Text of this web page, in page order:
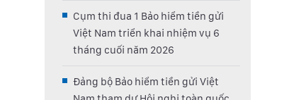
Cụm thi đua 1 Bảo hiểm tiền gửi
Việt Nam triển khai nhiệm vụ 6
tháng cuối năm 2026
Đảng bộ Bảo hiểm tiền gửi Việt